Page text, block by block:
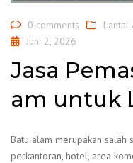
0 comments Lantai
Juni 2, 2026
Jasa
am untuk
Batu alam merupakan salah
perkantoran, hotel, area